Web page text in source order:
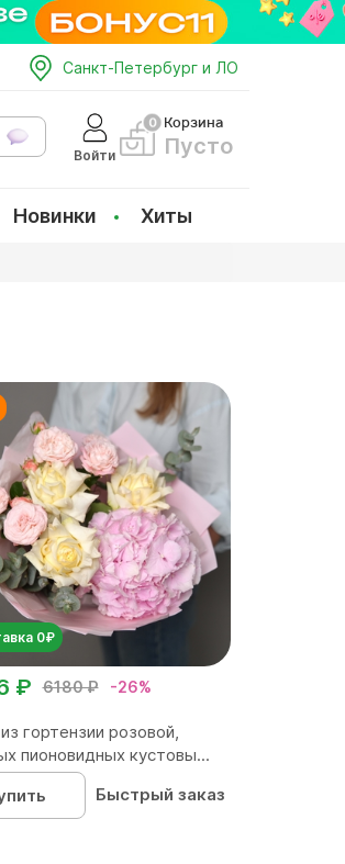
Санкт-Петербург и ЛО
Войти
Корзина
Пусто
Новинки Хиты
0₽
6180 ₽ -26%
₽
гортензии розовой,
пионовидных кустовы...
Быстрый заказ